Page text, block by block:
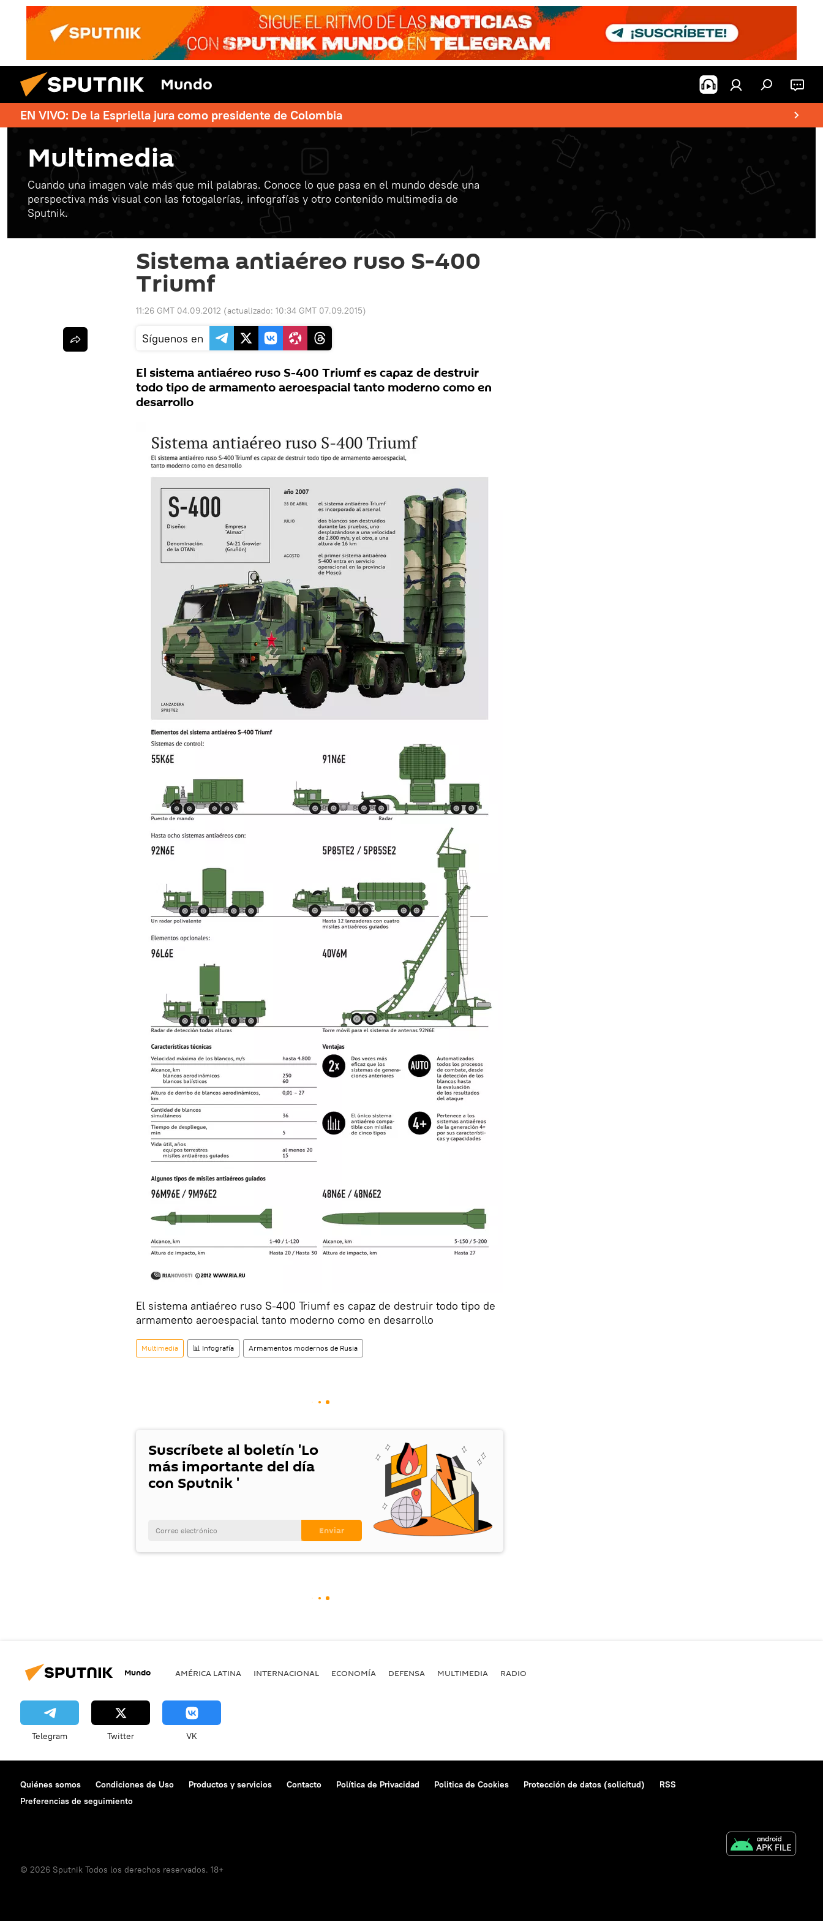
Mundo
EN VIVO: De la Espriella jura como presidente de Colombia
Multimedia
Cuando una imagen vale más que mil palabras. Conoce lo que pasa en el mundo desde una
perspectiva más visual con las fotogalerías, infografías y otro contenido multimedia de
Sputnik.
Sistema antiaéreo ruso S-400
Triumf
11:26 GMT 04.09.2012 (actualizado: 10:34 GMT 07.09.2015)
Síguenos en
El sistema antiaéreo ruso S-400 Triumf es capaz de destruir
todo tipo de armamento aeroespacial tanto moderno como en
desarrollo
El sistema antiaéreo ruso S-400 Triumf es capaz de destruir todo tipo de
armamento aeroespacial tanto moderno como en desarrollo
Multimedia 📊 Infografía Armamentos modernos de Rusia
Suscríbete al boletín 'Lo
más importante del día
con Sputnik '
Mundo AMÉRICA LATINA INTERNACIONAL ECONOMÍA DEFENSA MULTIMEDIA RADIO
Telegram Twitter VK
Quiénes somos Condiciones de Uso Productos y servicios Contacto Política de Privacidad Politica de Cookies Protección de datos (solicitud)
RSS
Preferencias de seguimiento
© 2026 Sputnik Todos los derechos reservados. 18+